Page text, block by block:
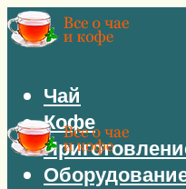
Чай
Кофе